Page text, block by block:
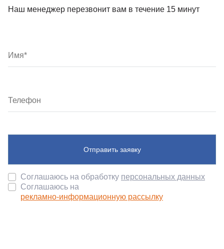
Наш менеджер перезвонит вам в течение 15 минут
Отправить заявку
Соглашаюсь на обработку персональных данных
Соглашаюсь на
рекламно-информационную рассылку